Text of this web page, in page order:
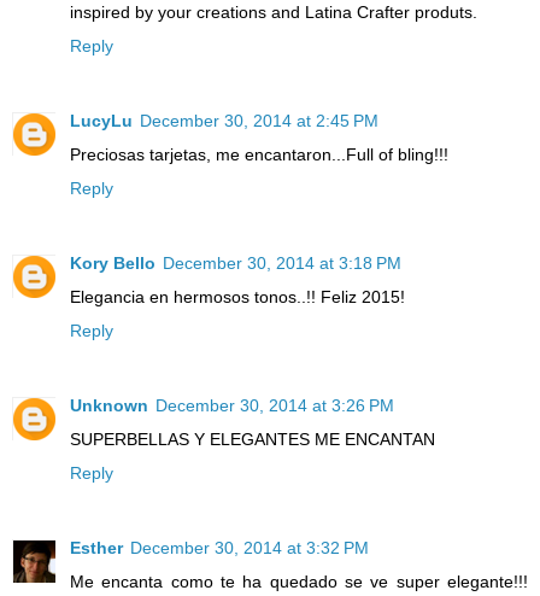
inspired by your creations and Latina Crafter produts.
Reply
LucyLu December 30, 2014 at 2:45 PM
Preciosas tarjetas, me encantaron...Full of bling!!!
Reply
Kory Bello December 30, 2014 at 3:18 PM
Elegancia en hermosos tonos..!! Feliz 2015!
Reply
Unknown December 30, 2014 at 3:26 PM
SUPERBELLAS Y ELEGANTES ME ENCANTAN
Reply
Esther December 30, 2014 at 3:32 PM
Me encanta como te ha quedado se ve super elegante!!!